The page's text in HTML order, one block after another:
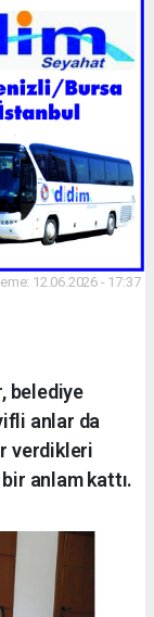
12.06.2026 - 17:37
belediye
anlar da
verdikleri
anlam kattı.